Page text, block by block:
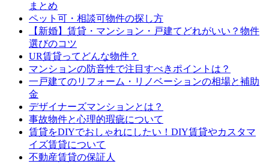
まとめ
ペット可・相談可物件の探し方
【新婚】賃貸・マンション・戸建てどれがいい？物件
選びのコツ
UR賃貸ってどんな物件？
マンションの防音性で注目すべきポイントは？
一戸建てのリフォーム・リノベーションの相場と補助
金
デザイナーズマンションとは？
事故物件と心理的瑕疵について
賃貸をDIYでおしゃれにしたい！DIY賃貸やカスタマ
イズ賃貸について
不動産賃貸の保証人